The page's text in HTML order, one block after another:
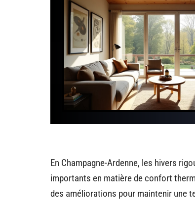
En Champagne-Ardenne, les hivers
importants en matière de confort
des améliorations pour maintenir une